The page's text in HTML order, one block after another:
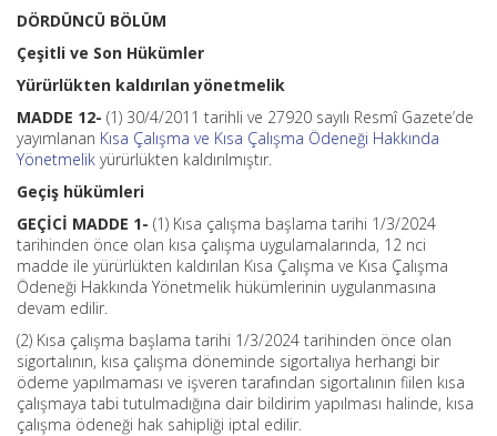
DÖRDÜNCÜ BÖLÜM
Çeşitli ve Son Hükümler
Yürürlükten kaldırılan yönetmelik
MADDE 12- (1) 30/4/2011 tarihli ve 27920 sayılı Resmî Gazete’de
yayımlanan Kısa Çalışma ve Kısa Çalışma Ödeneği Hakkında
Yönetmelik yürürlükten kaldırılmıştır.
Geçiş hükümleri
GEÇİCİ MADDE 1- (1) Kısa çalışma başlama tarihi 1/3/2024
tarihinden önce olan kısa çalışma uygulamalarında, 12 nci
madde ile yürürlükten kaldırılan Kısa Çalışma ve Kısa Çalışma
Ödeneği Hakkında Yönetmelik hükümlerinin uygulanmasına
devam edilir.
(2) Kısa çalışma başlama tarihi 1/3/2024 tarihinden önce olan
sigortalının, kısa çalışma döneminde sigortalıya herhangi bir
ödeme yapılmaması ve işveren tarafından sigortalının fiilen kısa
çalışmaya tabi tutulmadığına dair bildirim yapılması halinde, kısa
çalışma ödeneği hak sahipliği iptal edilir.